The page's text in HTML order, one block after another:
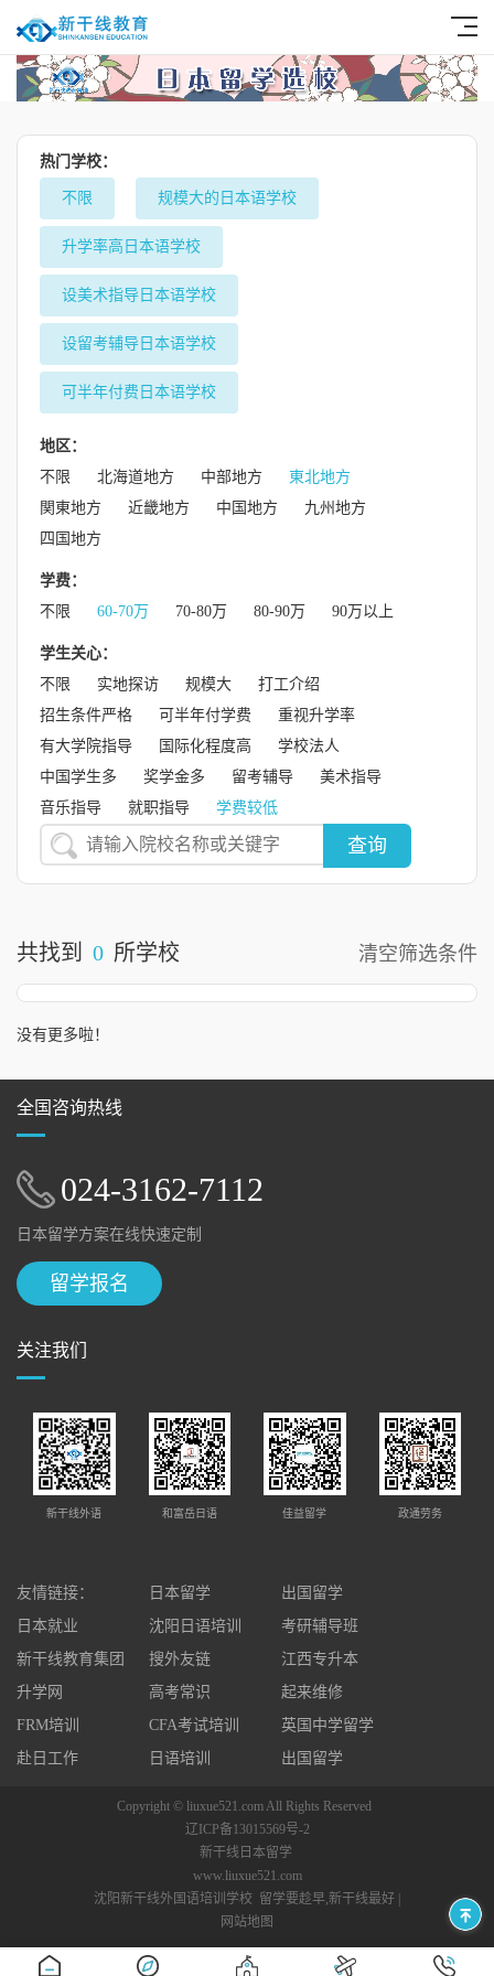
热门学校：
不限 规模大的日本语学校
升学率高日本语学校
设美术指导日本语学校
设留考辅导日本语学校
可半年付费日本语学校
地区：
不限
北海道地方 中部地方
東北地方
関東地方
近畿地方 中国地方
九州地方
四国地方
学费：
不限
60-70万 70-80万 80-90万 90万以上
学生关心：
不限
实地探访 规模大
打工介绍
招生条件严格
可半年付学费
重视升学率
有大学院指导
国际化程度高
学校法人
中国学生多
奖学金多 留考辅导
美术指导
音乐指导
就职指导 学费较低
查询
共找到 0 所学校 清空筛选条件
没有更多啦！
全国咨询热线
024-3162-7112
日本留学方案在线快速定制
留学报名
关注我们
新干线外语 和富岳日语 佳益留学 政通劳务
友情链接： 日本留学
出国留学
日本就业
沈阳日语培训
考研辅导班
新干线教育集团
搜外友链
江西专升本
升学网
高考常识
起来维修
FRM培训
CFA考试培训
英国中学留学
赴日工作
日语培训 出国留学
Copyright © liuxue521.com All Rights Reserved
辽ICP备13015569号-2
新干线日本留学
www.liuxue521.com
沈阳新干线外国语培训学校 留学要趁早,新干线最好 |
网站地图